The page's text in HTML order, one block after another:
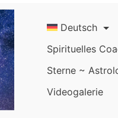
Deutsch
Spirituelles
Sterne ~
Videogalerie